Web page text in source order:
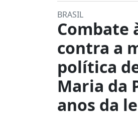
BRASIL
Combate
contra a
política
Maria da
anos da